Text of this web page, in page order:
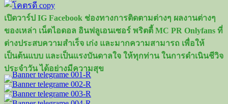
more
about
วิว
กุล
วุฒิ
นัก
แบดมินตัน
ผู้
คว้า
เปิดวาร์ป IG Facebook ช่องทางการติดตามต่างๆ ผลงานต่างๆ
ของเหล่า เน็ตไอดอล อินฟลูเอนเซอร์ พริตตี้ MC PR Onlyfans ที่
ต่างประสบความสำเร็จ เก่ง และมากความสามารถ เพื่อให้
เป็นต้นแบบ และเป็นแรงบันดาลใจ ให้ทุกท่าน ในการดำเนินชีวิจ
ประจำวัน ได้อย่างมีความสุข